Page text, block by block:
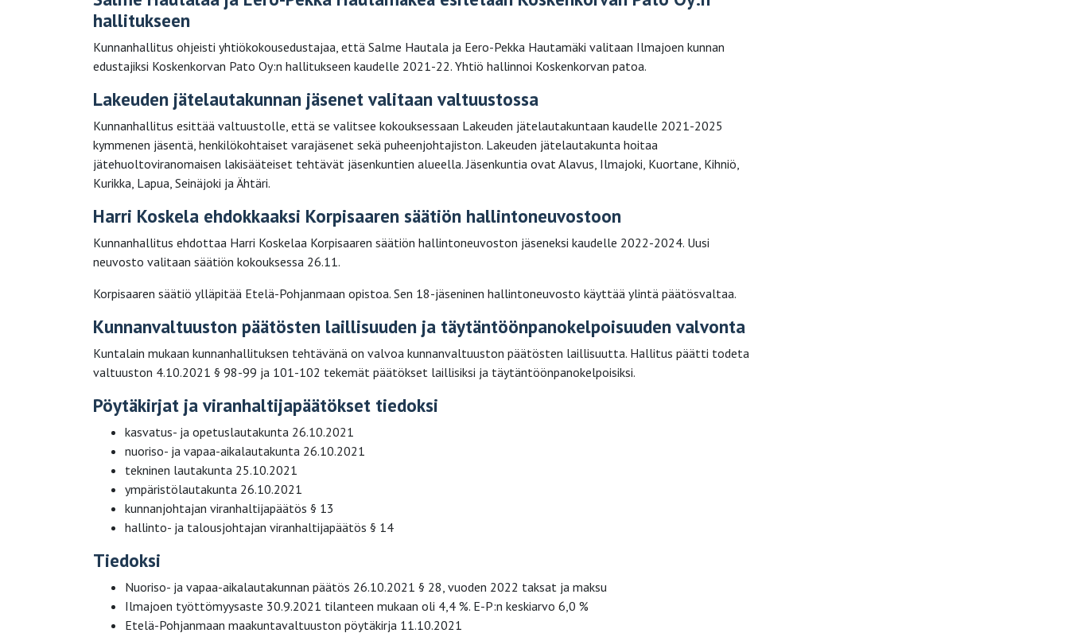
hallitukseen
Kunnanhallitus ohjeisti yhtiökokousedustajaa, että Salme Hautala ja Eero-Pekka Hautamäki valitaan Ilmajoen kunnan
edustajiksi Koskenkorvan Pato Oy:n hallitukseen kaudelle 2021-22. Yhtiö hallinnoi Koskenkorvan patoa.
Lakeuden jätelautakunnan jäsenet valitaan valtuustossa
Kunnanhallitus esittää valtuustolle, että se valitsee kokouksessaan Lakeuden jätelautakuntaan kaudelle 2021-2025
kymmenen jäsentä, henkilökohtaiset varajäsenet sekä puheenjohtajiston. Lakeuden jätelautakunta hoitaa
jätehuoltoviranomaisen lakisääteiset tehtävät jäsenkuntien alueella. Jäsenkuntia ovat Alavus, Ilmajoki, Kuortane, Kihniö,
Kurikka, Lapua, Seinäjoki ja Ähtäri.
Harri Koskela ehdokkaaksi Korpisaaren säätiön hallintoneuvostoon
Kunnanhallitus ehdottaa Harri Koskelaa Korpisaaren säätiön hallintoneuvoston jäseneksi kaudelle 2022-2024. Uusi
neuvosto valitaan säätiön kokouksessa 26.11.
Korpisaaren säätiö ylläpitää Etelä-Pohjanmaan opistoa. Sen 18-jäseninen hallintoneuvosto käyttää ylintä päätösvaltaa.
Kunnanvaltuuston päätösten laillisuuden ja täytäntöönpanokelpoisuuden valvonta
Kuntalain mukaan kunnanhallituksen tehtävänä on valvoa kunnanvaltuuston päätösten laillisuutta. Hallitus päätti todeta
valtuuston 4.10.2021 § 98-99 ja 101-102 tekemät päätökset laillisiksi ja täytäntöönpanokelpoisiksi.
Pöytäkirjat ja viranhaltijapäätökset tiedoksi
kasvatus- ja opetuslautakunta 26.10.2021
nuoriso- ja vapaa-aikalautakunta 26.10.2021
tekninen lautakunta 25.10.2021
ympäristölautakunta 26.10.2021
kunnanjohtajan viranhaltijapäätös § 13
hallinto- ja talousjohtajan viranhaltijapäätös § 14
Tiedoksi
Nuoriso- ja vapaa-aikalautakunnan päätös 26.10.2021 § 28, vuoden 2022 taksat ja maksu
Ilmajoen työttömyysaste 30.9.2021 tilanteen mukaan oli 4,4 %. E-P:n keskiarvo 6,0 %
Etelä-Pohjanmaan maakuntavaltuuston pöytäkirja 11.10.2021